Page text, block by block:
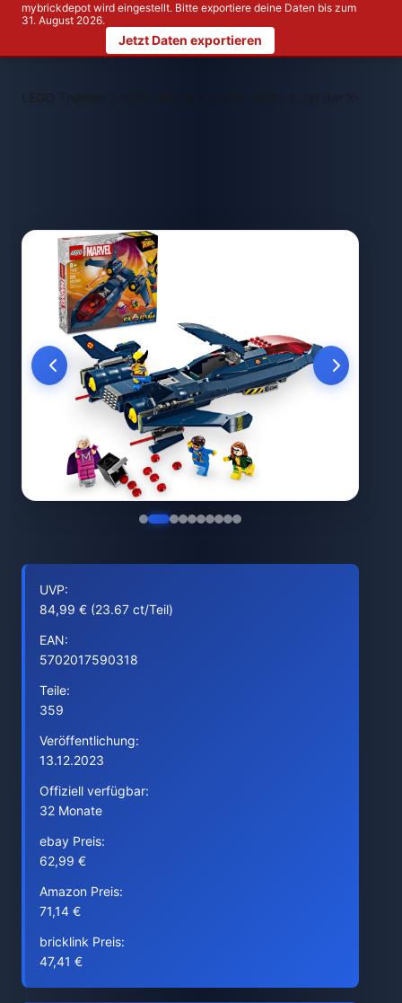
mybrickdepot wird eingestellt. Bitte exportiere deine Daten bis zum
31. August 2026.
Jetzt Daten exportieren
LEGO Themen > LEGO 76281 X-Jet der X-Men
UVP:
84,99 € (23.67 ct/Teil)
EAN:
5702017590318
Teile:
359
Veröffentlichung:
13.12.2023
Offiziell verfügbar:
32 Monate
ebay Preis:
62,99 €
Amazon Preis:
71,14 €
bricklink Preis:
47,41 €